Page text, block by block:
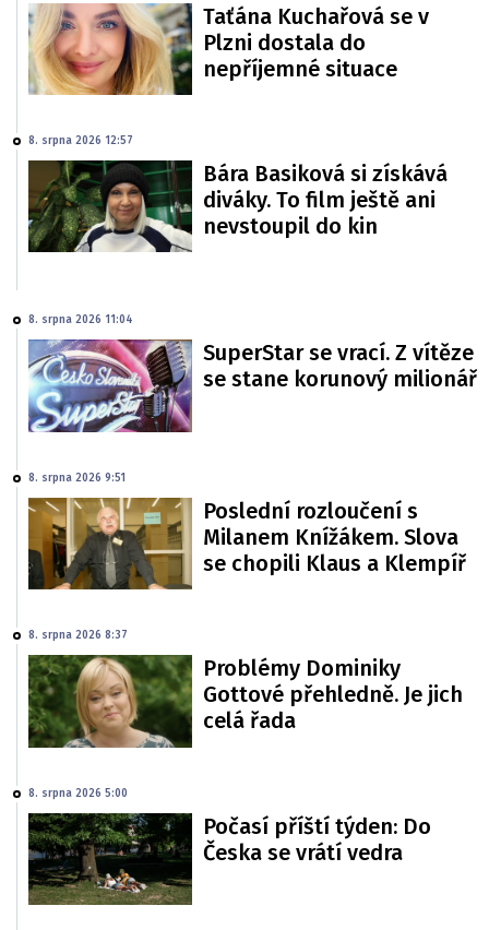
Taťána Kuchařová se v
Plzni dostala do
nepříjemné situace
8. srpna 2026 12:57
Bára Basiková si získává
diváky. To film ještě ani
nevstoupil do kin
8. srpna 2026 11:04
SuperStar se vrací. Z vítěze
se stane korunový milionář
8. srpna 2026 9:51
Poslední rozloučení s
Milanem Knížákem. Slova
se chopili Klaus a Klempíř
8. srpna 2026 8:37
Problémy Dominiky
Gottové přehledně. Je jich
celá řada
8. srpna 2026 5:00
Počasí příští týden: Do
Česka se vrátí vedra